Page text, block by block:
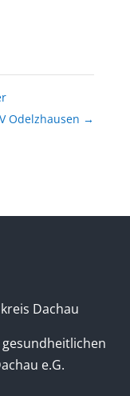
Odelzhausen →
Dachau
e.G.